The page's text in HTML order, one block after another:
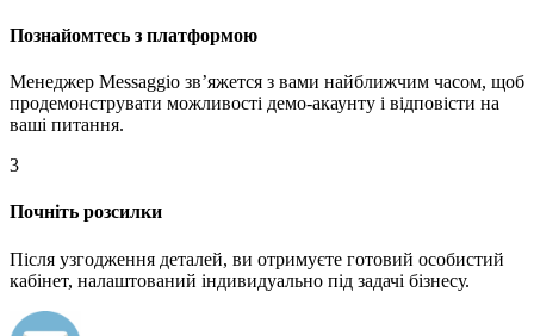
Познайомтесь з платформою
Менеджер Messaggio звʼяжется з вами найближчим часом, щоб
продемонструвати можливості демо-акаунту і відповісти на
ваші питання.
3
Почніть розсилки
Після узгодження деталей, ви отримуєте готовий особистий
кабінет, налаштований індивидуально під задачі бізнесу.